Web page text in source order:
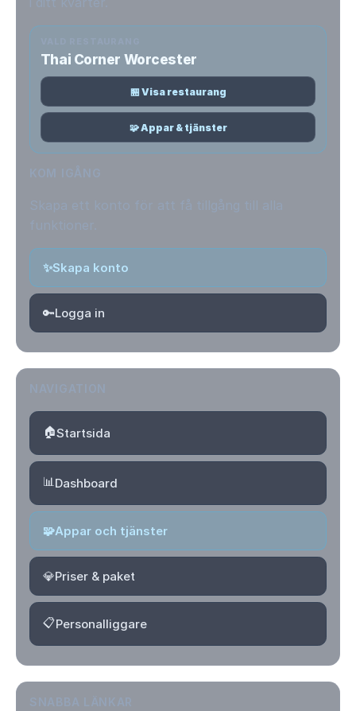
Thai Corner Worcester
🏪 Visa restaurang
🧩 Appar & tjänster
✨Skapa konto
🔑Logga in
🏠Startsida
📊Dashboard
🧩Appar och tjänster
💎Priser & paket
📋Personalliggare